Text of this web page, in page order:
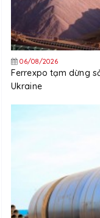
06/08/2026
Ferrexpo tạm dừng
Ukraine